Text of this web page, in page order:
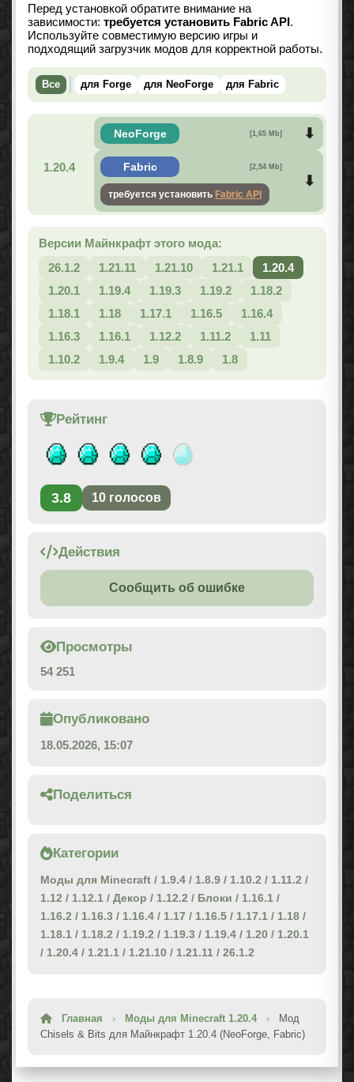
Перед установкой обратите внимание на
зависимости: требуется установить Fabric API.
Используйте совместимую версию игры и
подходящий загрузчик модов для корректной работы.
Все для Forge для NeoForge для Fabric
1.20.4
NeoForge [1,65 Mb]
Fabric [2,54 Mb]
требуется установить Fabric API
Версии Майнкрафт этого мода:
26.1.2
1.21.11 1.21.10 1.21.1
1.20.4
1.20.1
1.19.4 1.19.3 1.19.2
1.18.2
1.18.1
1.18 1.17.1 1.16.5
1.16.4
1.16.3
1.16.1 1.12.2 1.11.2
1.11
1.10.2
1.9.4 1.9 1.8.9 1.8
Рейтинг
3.8 10 голосов
Действия
Сообщить об ошибке
Просмотры
54 251
Опубликовано
18.05.2026, 15:07
Поделиться
Категории
Моды для Minecraft / 1.9.4 / 1.8.9 / 1.10.2 / 1.11.2 /
1.12 / 1.12.1 / Декор / 1.12.2 / Блоки / 1.16.1 /
1.16.2 / 1.16.3 / 1.16.4 / 1.17 / 1.16.5 / 1.17.1 / 1.18 /
1.18.1 / 1.18.2 / 1.19.2 / 1.19.3 / 1.19.4 / 1.20 / 1.20.1
/ 1.20.4 / 1.21.1 / 1.21.10 / 1.21.11 / 26.1.2
Главная › Моды для Minecraft 1.20.4 ›
Мод
Chisels & Bits для Майнкрафт 1.20.4 (NeoForge, Fabric)